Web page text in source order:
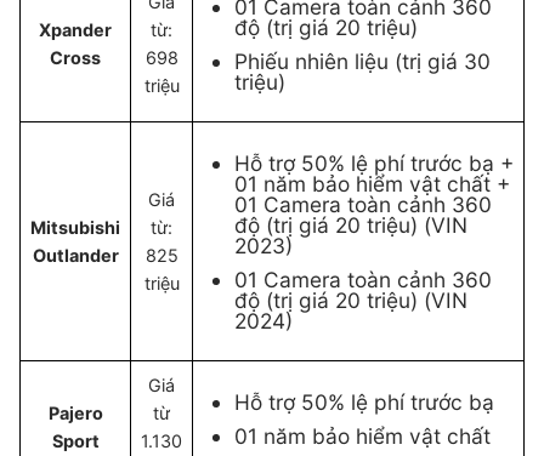
Xpander
Cross
từ:
698
triệu
01 Camera toàn cảnh 360
độ (trị giá 20 triệu)
Phiếu nhiên liệu (trị giá 30
triệu)
Mitsubishi
Outlander
Giá
từ:
825
triệu
Hỗ trợ 50% lệ phí trước bạ +
01 năm bảo hiểm vật chất +
01 Camera toàn cảnh 360
độ (trị giá 20 triệu) (VIN
2023)
01 Camera toàn cảnh 360
độ (trị giá 20 triệu) (VIN
2024)
Pajero
Sport
Giá
từ
1.130
Hỗ trợ 50% lệ phí trước bạ
01 năm bảo hiểm vật chất